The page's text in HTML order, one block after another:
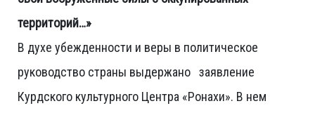
территорий…»
В духе убежденности и веры в политическое
руководство страны выдержано заявление
Курдского культурного Центра «Ронахи». В нем